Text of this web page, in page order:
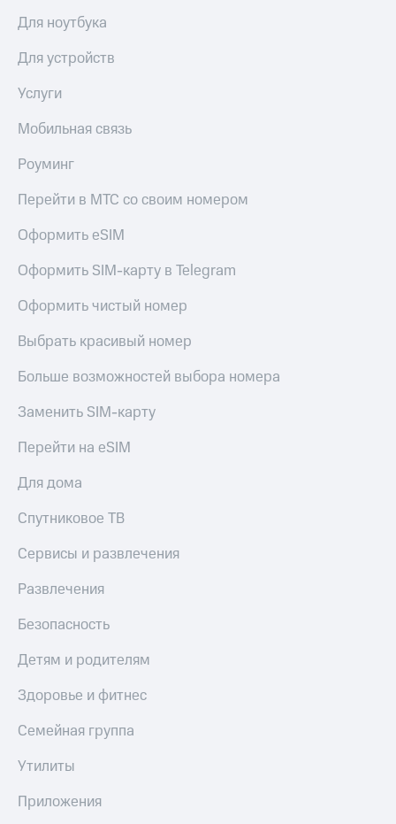
Для ноутбука
Для устройств
Услуги
Мобильная связь
Роуминг
Перейти в МТС со своим номером
Оформить eSIM
Оформить SIM-карту в Telegram
Оформить чистый номер
Выбрать красивый номер
Больше возможностей выбора номера
Заменить SIM-карту
Перейти на eSIM
Для дома
Спутниковое ТВ
Сервисы и развлечения
Развлечения
Безопасность
Детям и родителям
Здоровье и фитнес
Семейная группа
Утилиты
Приложения